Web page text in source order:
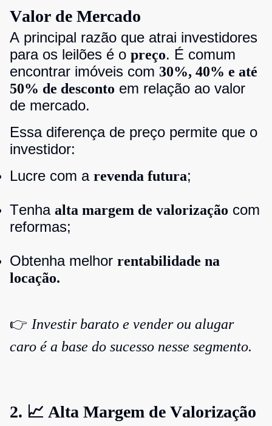
Valor de Mercado
A principal razão que atrai investidores
para os leilões é o preço. É comum
encontrar imóveis com 30%, 40% e até
50% de desconto em relação ao valor
de mercado.
Essa diferença de preço permite que o
investidor:
Lucre com a revenda futura;
Tenha alta margem de valorização com
reformas;
Obtenha melhor rentabilidade na
locação.
👉 Investir barato e vender ou alugar
caro é a base do sucesso nesse segmento.
2. 📈 Alta Margem de Valorização